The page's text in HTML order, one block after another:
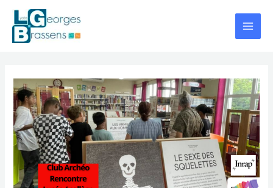
Aller
contenu
Main
Menu
Navigation
des
articles